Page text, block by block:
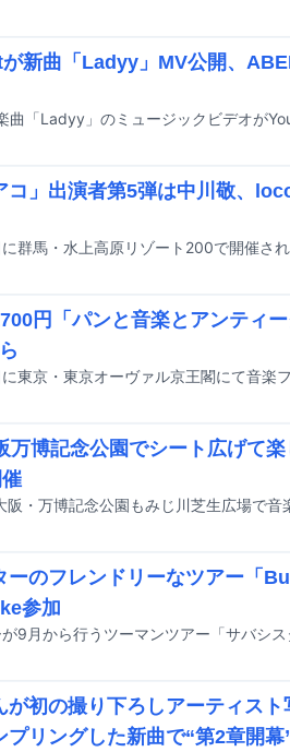
新曲「Ladyy」MV公開、
「Ladyy」のミュージックビデオが
コ」出演者第5弾は中川敬、
円「パンと音楽とアンティ
万博記念公園でシート広げて
ーのフレンドリーなツアー「
参加
が初の撮り下ろしアーティス
プリングした新曲で“第2章開幕